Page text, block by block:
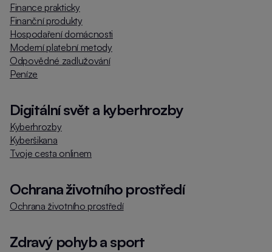
Finance prakticky
Finanční produkty
Hospodaření domácnosti
Moderní platební metody
Odpovědné zadlužování
Peníze
Digitální svět a kyberhrozby
Kyberhrozby
Kyberšikana
Tvoje cesta onlinem
Ochrana životního prostředí
Ochrana životního prostředí
Zdravý pohyb a sport